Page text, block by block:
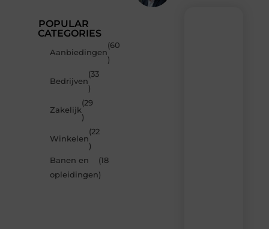
POPULAR
CATEGORIES
Aanbiedingen
(60
)
Bedrijven
(33
)
Zakelijk
(29
)
Winkelen
(22
)
Banen en
opleidingen
(18
)